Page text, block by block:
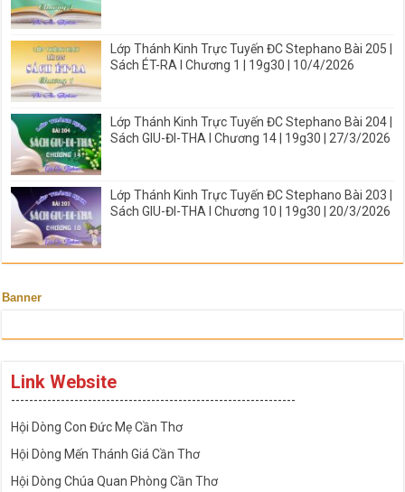
Lớp Thánh Kinh Trực Tuyến ĐC Stephano Bài 205 |
Sách ÉT-RA I Chương 1 | 19g30 | 10/4/2026
Lớp Thánh Kinh Trực Tuyến ĐC Stephano Bài 204 |
Sách GIU-ĐI-THA I Chương 14 | 19g30 | 27/3/2026
Lớp Thánh Kinh Trực Tuyến ĐC Stephano Bài 203 |
Sách GIU-ĐI-THA I Chương 10 | 19g30 | 20/3/2026
Banner
Link Website
---------------------------------------------------------------
Hội Dòng Con Đức Mẹ Cần Thơ
Hội Dòng Mến Thánh Giá Cần Thơ
Hội Dòng Chúa Quan Phòng Cần Thơ